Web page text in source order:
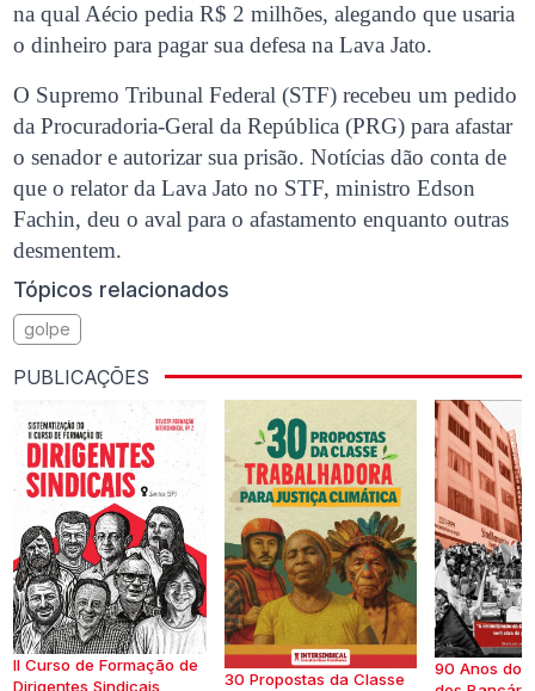
na qual Aécio pedia R$ 2 milhões, alegando que usaria
o dinheiro para pagar sua defesa na Lava Jato.
O Supremo Tribunal Federal (STF) recebeu um pedido
da Procuradoria-Geral da República (PRG) para afastar
o senador e autorizar sua prisão. Notícias dão conta de
que o relator da Lava Jato no STF, ministro Edson
Fachin, deu o aval para o afastamento enquanto outras
desmentem.
Tópicos relacionados
golpe
PUBLICAÇÕES
II Curso de Formação de
Dirigentes Sindicais
30 Propostas da Classe
90 Anos do